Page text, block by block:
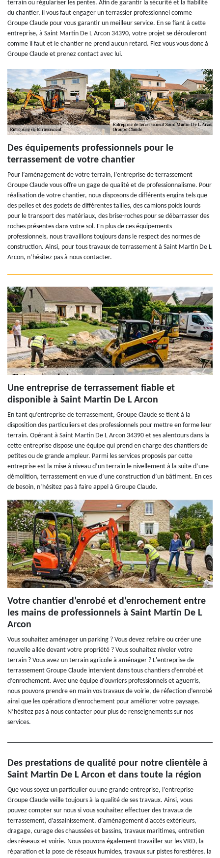
terrain ou régulariser les pentes. Afin de garantir la sécurité et la fiabilité
du chantier, il vous faut engager un terrassier professionnel comme
Groupe Claude pour vous garantir un meilleur service. En se fiant à cette
entreprise, à Saint Martin De L Arcon 34390, votre projet se dérouleront
comme il faut et le chantier ne prend aucun retard. Fiez vous vous donc à
Groupe Claude et prenez contact avec lui.
Des équipements professionnels pour le
terrassement de votre chantier
Pour l’aménagement de votre terrain, l’entreprise de terrassement
Groupe Claude vous offre un gage de qualité et de professionnalisme. Pour
réalisation de votre chantier, nous disposons de différents engins tels que
des pelles et des godets de différentes tailles, des camions poids lourds
pour le transport des matériaux, des brise-roches pour se débarrasser des
roches présentes dans votre sol. En plus de ces équipements
professionnels, nous travaillons toujours dans le respect des normes de
construction. Ainsi, pour tous travaux de terrassement à Saint Martin De L
Arcon, n’hésitez pas à nous contacter.
Une entreprise de terrassement fiable et
disponible à Saint Martin De L Arcon
En tant qu’entreprise de terrassement, Groupe Claude se tient à la
disposition des particuliers et des professionnels pour mettre en forme leur
terrain. Opérant à Saint Martin De L Arcon 34390 et ses alentours dans la
cette entreprise dispose une équipe qui prend en charge des chantiers de
petites ou de grande ampleur. Parmi les services proposés par cette
entreprise est la mise à niveau d’un terrain le nivellement à la suite d’une
démolition, terrassement en vue d’une construction d’un bâtiment. En ces
de besoin, n’hésitez pas à faire appel à Groupe Claude.
Votre chantier d’enrobé et d’enrochement entre
les mains de professionnels à Saint Martin De L
Arcon
Vous souhaitez aménager un parking ? Vous devez refaire ou créer une
nouvelle allée devant votre propriété ? Vous souhaitez niveler votre
terrain ? Vous avez un terrain agricole à aménager ? L'entreprise de
terrassement Groupe Claude intervient dans tous chantiers d’enrobé et
d’enrochement. Avec une équipe d’ouvriers professionnels et aguerris,
nous pouvons prendre en main vos travaux de voirie, de réfection d’enrobé
ainsi que les opérations d’enrochement pour améliorer votre paysage.
N’hésitez pas à nous contacter pour plus de renseignements sur nos
services.
Des prestations de qualité pour notre clientèle à
Saint Martin De L Arcon et dans toute la région
Que vous soyez un particulier ou une grande entreprise, l’entreprise
Groupe Claude veille toujours à la qualité de ses travaux. Ainsi, vous
pouvez compter sur nous si vous souhaitez effectuer des travaux de
terrassement, d’assainissement, d’aménagement d'accès extérieurs,
dragage, curage des chaussées et bassins, travaux maritimes, entretien
des réseaux et voirie. Nous pouvons également travailler sur les VRD, la
réparation et la pose de réseaux humides, travaux sur pistes forestières, la